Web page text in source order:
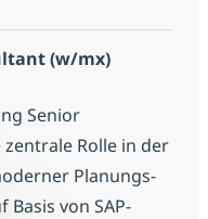
(w/mx)
Senior
Rolle in der
Planungs-
von SAP-